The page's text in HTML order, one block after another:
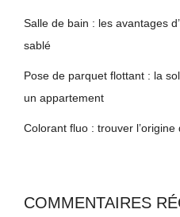
Salle de bain : les avantages
sablé
Pose de parquet flottant : la
un appartement
Colorant fluo : trouver l’origine
COMMENTAIRES